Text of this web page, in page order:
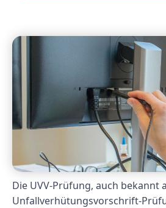
Die UVV-Prüfung, auch bekannt
Unfallverhütungsvorschrift-